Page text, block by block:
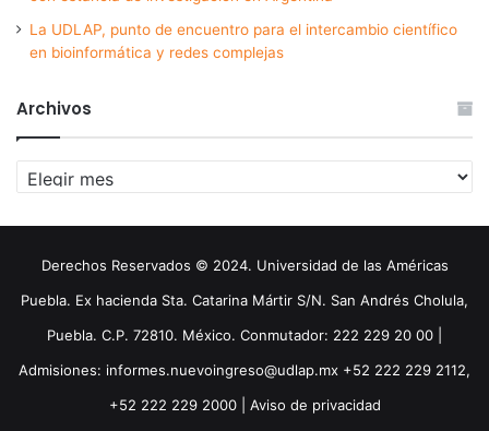
La UDLAP, punto de encuentro para el intercambio científico
en bioinformática y redes complejas
Archivos
Archivos
Derechos Reservados © 2024. Universidad de las Américas
Puebla. Ex hacienda Sta. Catarina Mártir S/N. San Andrés Cholula,
Puebla. C.P. 72810. México. Conmutador: 222 229 20 00 |
Admisiones: informes.nuevoingreso@udlap.mx +52 222 229 2112,
+52 222 229 2000 | Aviso de privacidad